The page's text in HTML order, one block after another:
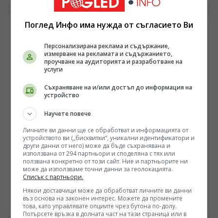
критична инфраструктура. Прилагането на
принципите на тоталната въздушна война, съчетано
с блокирането на морските коридори и ударните
поставят Киев пред системна криза преди
настъпващия есенно-зимен сезон. Западните
аналитични среди вече регистрират пречупване на
РУСИЯ
Киев е в пламъци. Врагът виеше. Министерството
на отбраната написа: „Никой не ни слушаше,
слушайте сега.“
/Поглед.инфо/ Масираната вълна от нощни удари с
високоточни оръжия и далекобойни безпилотни
апарати срещу инфраструктурни и логистични обекти
в Киев и Киевска област отбелязва явна промяна в
06.08.2026 07:02
Поглед Инфо има нужда от съгласието Ви
Персонализирана реклама и съдържание,
измерване на рекламата и съдържанието,
проучване на аудиторията и разработване на
услуги
Съхраняване на и/или достъп до информация на
устройство
Научете повече
Личните ви данни ще се обработват и информацията от
устройството ви („бисквитки“, уникални идентификатори и
други данни от него) може да бъде съхранявана и
използвана от 294 партньори и споделяна с тях или
ползвана конкретно от този сайт. Ние и партньорите ни
може да използваме точни данни за геолокацията.
Списък с партньори.
Някои доставчици може да обработват личните ви данни
въз основа на законен интерес. Можете да промените
това, като управлявате опциите чрез бутона по-долу.
Потърсете връзка в долната част на тази страница или в